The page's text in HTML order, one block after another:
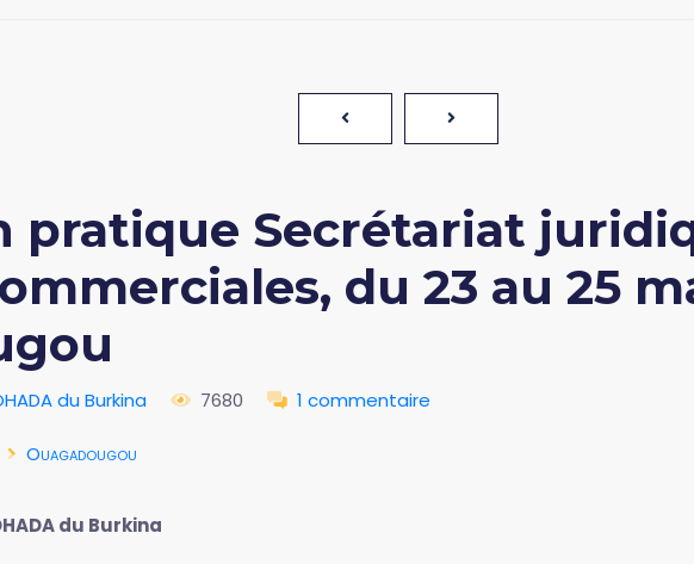
pratique Secrétariat
du 23 au 25
du Burkina 7680 1 commentaire
Ouagadougou
du Burkina